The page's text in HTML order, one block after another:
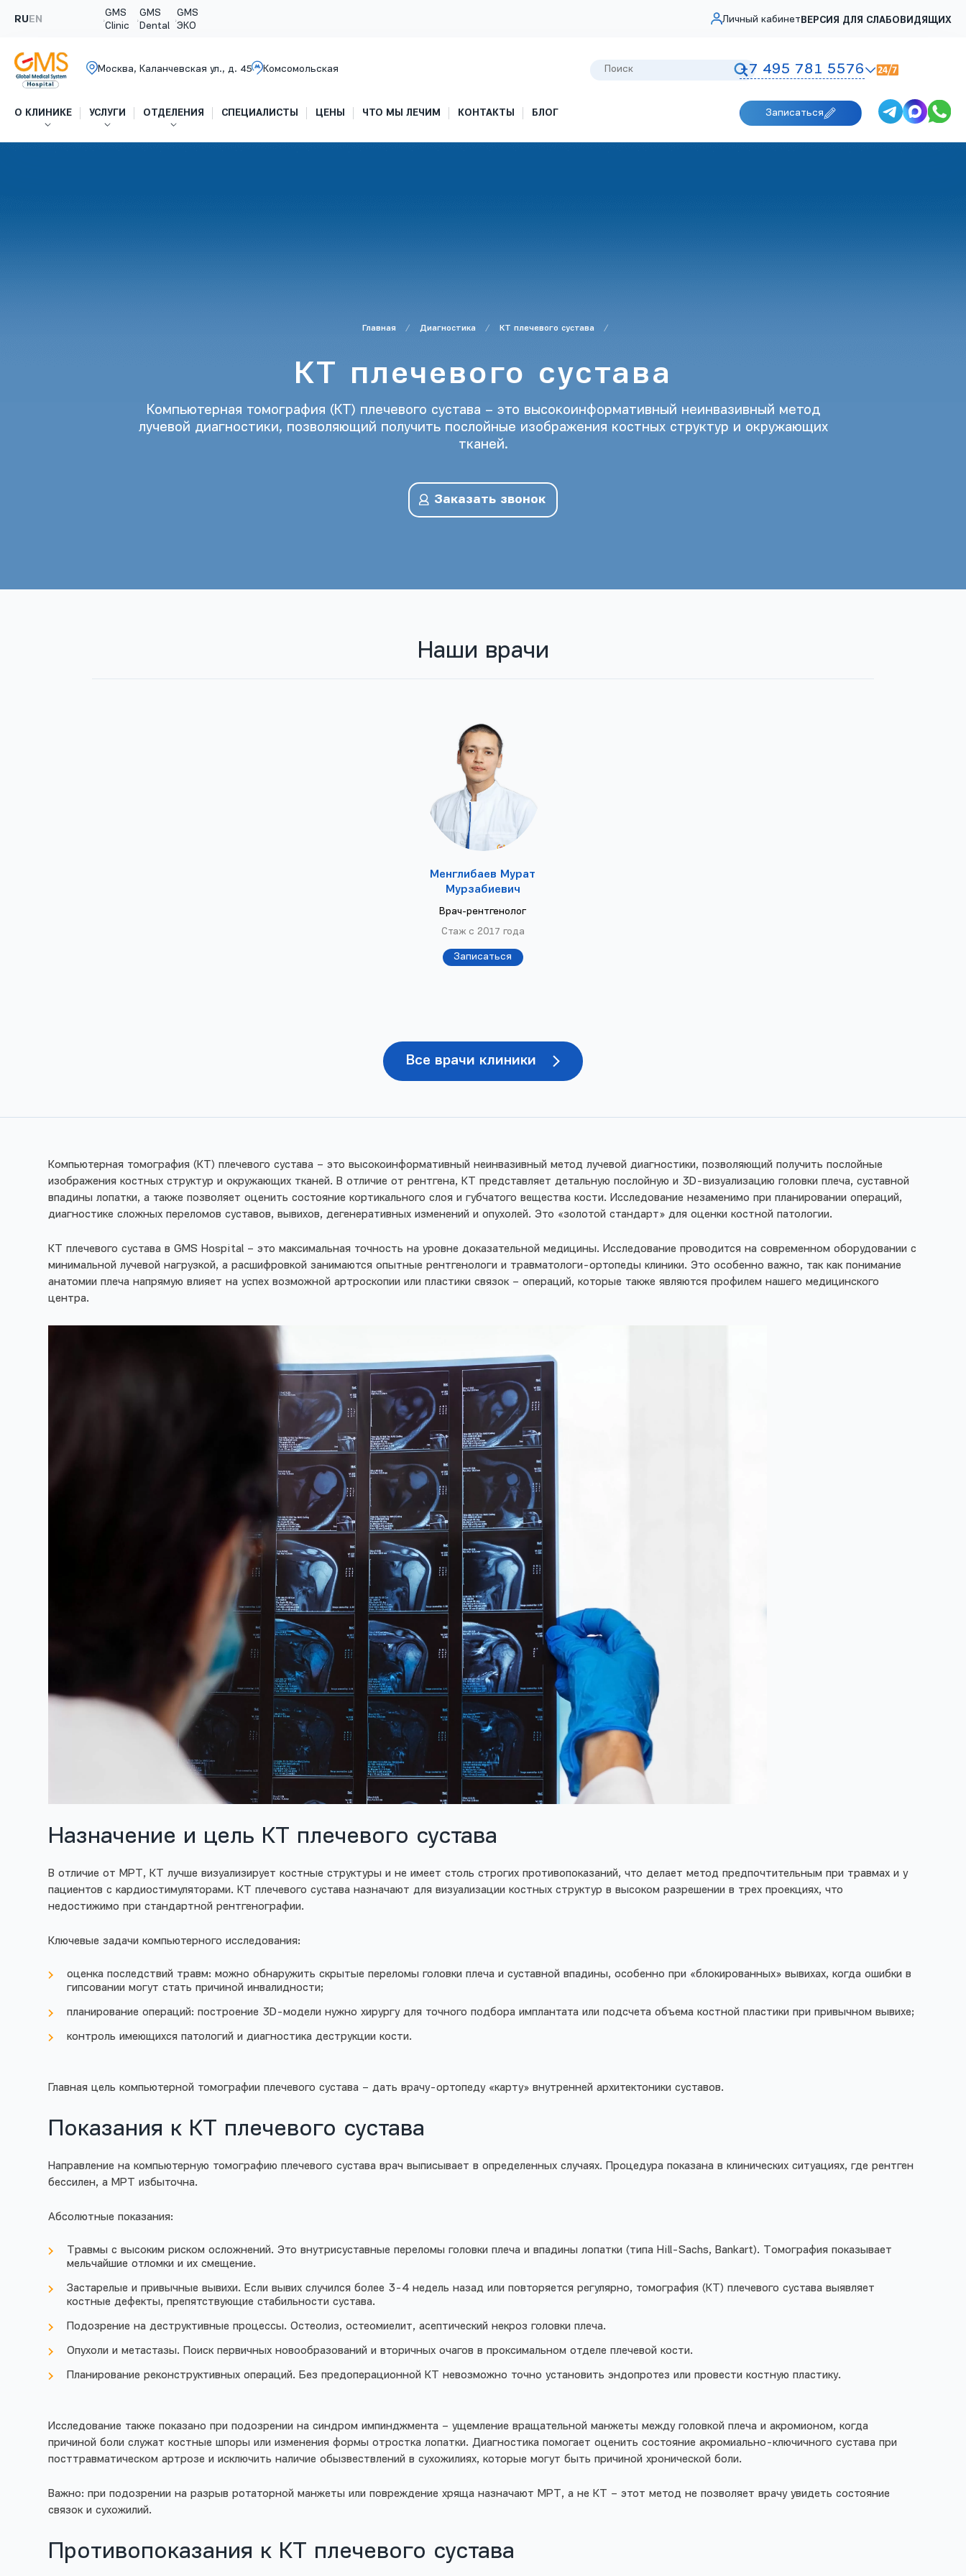
RUEN
GMS
Clinic
GMS
Dental
GMS
ЭКО
Личный кабинет ВЕРСИЯ ДЛЯ СЛАБОВИДЯЩИХ
Москва, Каланчевская ул., д. 45 Комсомольская +7 495 781 5576
О КЛИНИКЕ УСЛУГИ ОТДЕЛЕНИЯ СПЕЦИАЛИСТЫ ЦЕНЫ ЧТО МЫ ЛЕЧИМ КОНТАКТЫ БЛОГ Записаться
Главная Диагностика КТ плечевого сустава
КТ плечевого сустава
Компьютерная томография (КТ) плечевого сустава – это высокоинформативный неинвазивный метод
лучевой диагностики, позволяющий получить послойные изображения костных структур и окружающих
тканей.
Заказать звонок
Наши врачи
Менглибаев Мурат
Мурзабиевич
Врач-рентгенолог
Стаж с 2017 года
Записаться
Все врачи клиники
Компьютерная томография (КТ) плечевого сустава – это высокоинформативный неинвазивный метод лучевой диагностики, позволяющий получить послойные
изображения костных структур и окружающих тканей. В отличие от рентгена, КТ представляет детальную послойную и 3D-визуализацию головки плеча, суставной
впадины лопатки, а также позволяет оценить состояние кортикального слоя и губчатого вещества кости. Исследование незаменимо при планировании операций,
диагностике сложных переломов суставов, вывихов, дегенеративных изменений и опухолей. Это «золотой стандарт» для оценки костной патологии.
КТ плечевого сустава в GMS Hospital – это максимальная точность на уровне доказательной медицины. Исследование проводится на современном оборудовании c
минимальной лучевой нагрузкой, а расшифровкой занимаются опытные рентгенологи и травматологи-ортопеды клиники. Это особенно важно, так как понимание
анатомии плеча напрямую влияет на успех возможной артроскопии или пластики связок – операций, которые также являются профилем нашего медицинского
центра.
Назначение и цель КТ плечевого сустава
В отличие от МРТ, КТ лучше визуализирует костные структуры и не имеет столь строгих противопоказаний, что делает метод предпочтительным при травмах и у
пациентов с кардиостимуляторами. КТ плечевого сустава назначают для визуализации костных структур в высоком разрешении в трех проекциях, что
недостижимо при стандартной рентгенографии.
Ключевые задачи компьютерного исследования:
оценка последствий травм: можно обнаружить скрытые переломы головки плеча и суставной впадины, особенно при «блокированных» вывихах, когда ошибки в
гипсовании могут стать причиной инвалидности;
планирование операций: построение 3D-модели нужно хирургу для точного подбора имплантата или подсчета объема костной пластики при привычном вывихе;
контроль имеющихся патологий и диагностика деструкции кости.
Главная цель компьютерной томографии плечевого сустава – дать врачу-ортопеду «карту» внутренней архитектоники суставов.
Показания к КТ плечевого сустава
Направление на компьютерную томографию плечевого сустава врач выписывает в определенных случаях. Процедура показана в клинических ситуациях, где рентген
бессилен, а МРТ избыточна.
Абсолютные показания:
Травмы с высоким риском осложнений. Это внутрисуставные переломы головки плеча и впадины лопатки (типа Hill-Sachs, Bankart). Томография показывает
мельчайшие отломки и их смещение.
Застарелые и привычные вывихи. Если вывих случился более 3-4 недель назад или повторяется регулярно, томография (КТ) плечевого сустава выявляет
костные дефекты, препятствующие стабильности сустава.
Подозрение на деструктивные процессы. Остеолиз, остеомиелит, асептический некроз головки плеча.
Опухоли и метастазы. Поиск первичных новообразований и вторичных очагов в проксимальном отделе плечевой кости.
Планирование реконструктивных операций. Без предоперационной КТ невозможно точно установить эндопротез или провести костную пластику.
Исследование также показано при подозрении на синдром импинджмента – ущемление вращательной манжеты между головкой плеча и акромионом, когда
причиной боли служат костные шпоры или изменения формы отростка лопатки. Диагностика помогает оценить состояние акромиально-ключичного сустава при
посттравматическом артрозе и исключить наличие обызвествлений в сухожилиях, которые могут быть причиной хронической боли.
Важно: при подозрении на разрыв ротаторной манжеты или повреждение хряща назначают МРТ, а не КТ – этот метод не позволяет врачу увидеть состояние
связок и сухожилий.
Противопоказания к КТ плечевого сустава